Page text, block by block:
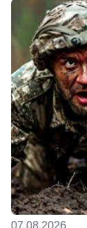
07.08.2026